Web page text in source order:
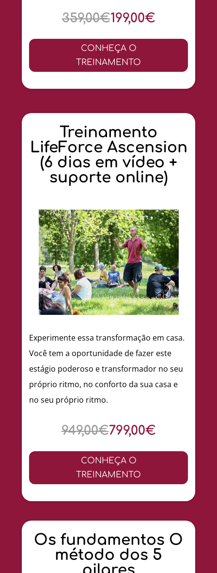
359,00€199,00€
CONHEÇA O
TREINAMENTO
Treinamento
LifeForce Ascension
(6 dias em vídeo +
suporte online)
Experimente essa transformação em casa.
Você tem a oportunidade de fazer este
estágio poderoso e transformador no seu
próprio ritmo, no conforto da sua casa e
no seu próprio ritmo.
949,00€799,00€
CONHEÇA O
TREINAMENTO
Os fundamentos O
método dos 5